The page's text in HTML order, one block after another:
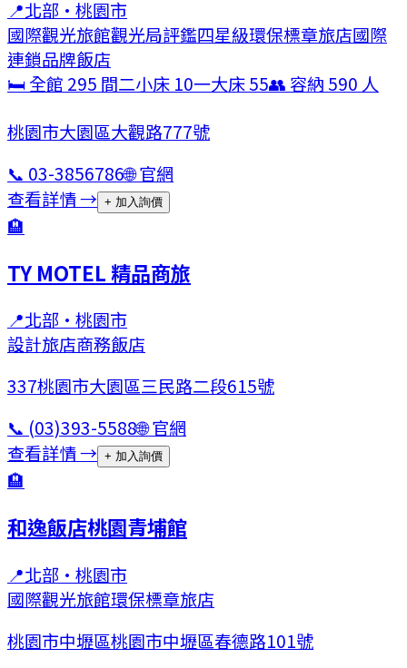
📍北部 · 桃園市
國際觀光旅館觀光局評鑑四星級環保標章旅店國際
連鎖品牌飯店
🛏 全館 295 間二小床 10一大床55👥 容納 590 人
桃園市大園區大觀路777號
📞 03-3856786🌐 官網
查看詳情 → + 加入詢價
🏨
TY MOTEL 精品商旅
📍北部 · 桃園市
設計旅店商務飯店
337桃園市大園區三民路二段615號
📞 (03)393-5588🌐 官網
查看詳情 → + 加入詢價
🏨
和逸飯店桃園青埔館
📍北部 · 桃園市
國際觀光旅館環保標章旅店
桃園市中壢區桃園市中壢區春德路101號